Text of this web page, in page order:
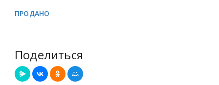
ПРОДАНО
Поделиться